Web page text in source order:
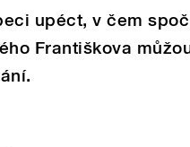
upéct, v čem
Františkova